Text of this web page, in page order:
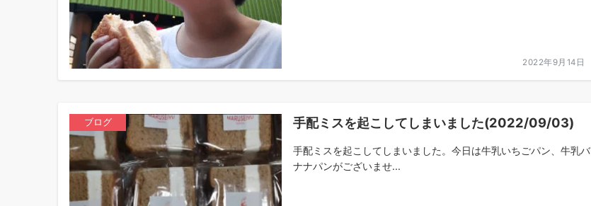
2022年9月14日
ブログ 手配ミスを起こしてしまいました(2022/09/03)
手配ミスを起こしてしまいました。今日は牛乳いちごパン、牛乳バ
ナナパンがございませ...